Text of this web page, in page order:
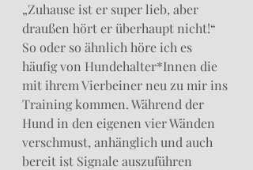
„Zuhause ist er super lieb, aber
draußen hört er überhaupt nicht!“
So oder so ähnlich höre ich es
häufig von Hundehalter*Innen die
mit ihrem Vierbeiner neu zu mir ins
Training kommen. Während der
Hund in den eigenen vier Wänden
verschmust, anhänglich und auch
bereit ist Signale auszuführen